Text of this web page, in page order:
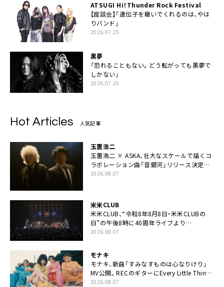
ATSUGI Hi！Thunder Rock Festival
【座談会】「遺伝子を継いでくれるのは、やは
りバンド」
2026.07.25
黒夢
「恐れることもない。どう転がっても黒夢で
しかない」
2026.07.25
Hot Articles 人気記事
玉置浩二
玉置浩二 × ASKA、壮大なスケールで描くコ
ラボレーション曲「音銀河」リリース決定。
カップリングには新曲「命の宿り」収録も
2026.08.07
米米CLUB
米米CLUB、“令和8年8月8日・米米CLUBの
日”の午後8時に40周年ライブより
「FANtachy medley」を88年限定公開
2026.08.07
モナキ
モナキ、新曲「すみなすものは心なりけり」
MV公開。RECのギターにEvery Little Thing・
伊藤一朗参加も
2026.08.07